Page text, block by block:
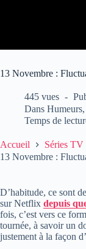
13 Novembre :
445 vues
Dans Humeurs,
Temps de
Accueil
Séries TV
13 Novembre :
D’habitude, ce sont
sur Netflix depuis
fois, c’est vers ce
tournée, à savoir un
justement à la façon